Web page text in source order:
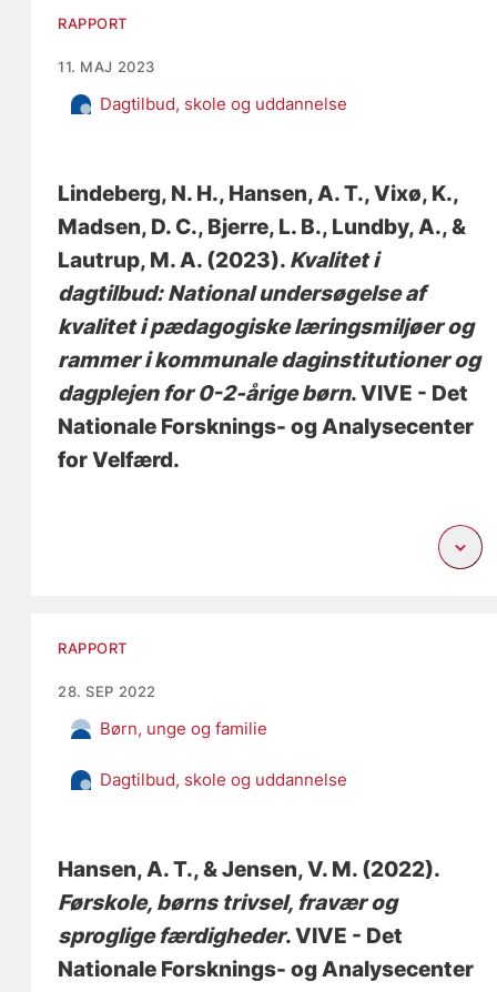
RAPPORT
11. MAJ 2023
Dagtilbud, skole og uddannelse
Lindeberg, N. H., Hansen, A. T., Vixø, K.,
Madsen, D. C., Bjerre, L. B., Lundby, A., &
Lautrup, M. A. (2023). Kvalitet i
dagtilbud: National undersøgelse af
kvalitet i pædagogiske læringsmiljøer og
rammer i kommunale daginstitutioner og
dagplejen for 0-2-årige børn. VIVE - Det
Nationale Forsknings- og Analysecenter
for Velfærd.
RAPPORT
28. SEP 2022
Børn, unge og familie
Dagtilbud, skole og uddannelse
Hansen, A. T., & Jensen, V. M. (2022).
Førskole, børns trivsel, fravær og
sproglige færdigheder. VIVE - Det
Nationale Forsknings- og Analysecenter